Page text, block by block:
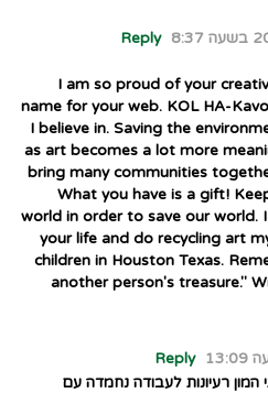
Reply
I am so proud of your
name for your web. KOL HA-
I believe in. Saving the
as art becomes a lot more
bring many communities
What you have is a gift!
world in order to save our
your life and do recycling art
children in Houston Texas.
another person's treasure."
Reply
רעיונות לעבודה נחמדה עם